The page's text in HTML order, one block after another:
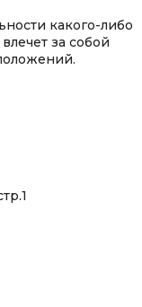
какого-либо
за собой